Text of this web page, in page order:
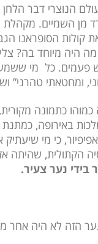
הנוצרי דבר
מן השמיים. מקהלת
קולות הסופראנו
מה היה מיוחד בה?
פעמים. כל מי
ומחטאתי טהרני”
כמוהו כתמונה
באירופה,
כי מי
הקתולית, שהיתה
הזה לא היה אחר